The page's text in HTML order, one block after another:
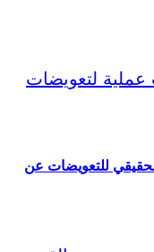
للتعويضات عن